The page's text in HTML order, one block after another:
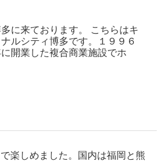
に来ております。 こちらはキ
ナルシティ博多です。１９９６
開業した複合商業施設でホ
楽しめました。国内は福岡と熊